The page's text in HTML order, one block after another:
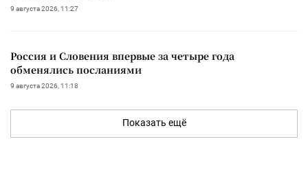
9 августа 2026, 11:27
Россия и Словения впервые за четыре года
обменялись посланиями
9 августа 2026, 11:18
Показать ещё